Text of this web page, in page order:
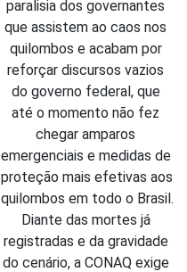
paralisia dos governantes
que assistem ao caos nos
quilombos e acabam por
reforçar discursos vazios
do governo federal, que
até o momento não fez
chegar amparos
emergenciais e medidas de
proteção mais efetivas aos
quilombos em todo o Brasil.
Diante das mortes já
registradas e da gravidade
do cenário, a CONAQ exige